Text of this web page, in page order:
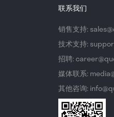
联系我们
销售支持:
技术支持:
招聘:
媒体联系:
其他咨询: